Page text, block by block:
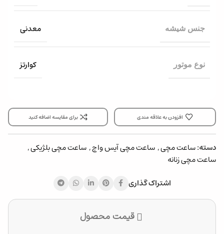
جنس شیشه معدنی
نوع موتور کوارتز
افزودن به علاقه مندی برای مقایسه اضافه کنید
دسته:ساعت مچی, ساعت مچی آیس واچ, ساعت مچی بلژیکی,
ساعت مچی زنانه
اشتراک گذاری
قیمت محصول